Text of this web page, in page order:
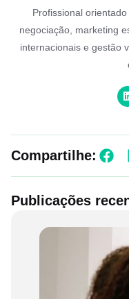
Profissional
negociação, marketing
internacionais e gestão
Compartilhe:
Publicações